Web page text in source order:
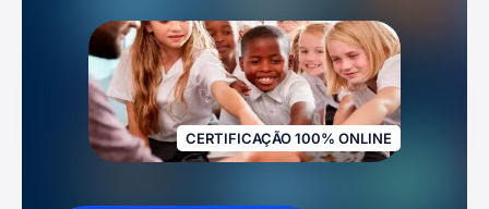
CERTIFICAÇÃO 100% ONLINE